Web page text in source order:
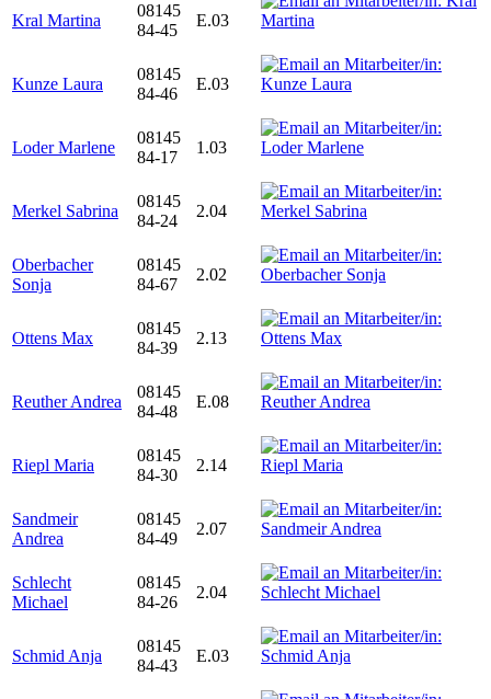
Kral Martina
08145
84-45
E.03
Kunze Laura
08145
84-46
E.03
Loder Marlene
08145
84-17
1.03
Merkel Sabrina
08145
84-24
2.04
Oberbacher
Sonja
08145
84-67
2.02
Ottens Max
08145
84-39
2.13
Reuther Andrea
08145
84-48
E.08
Riepl Maria
08145
84-30
2.14
Sandmeir
Andrea
08145
84-49
2.07
Schlecht
Michael
08145
84-26
2.04
Schmid Anja
08145
84-43
E.03